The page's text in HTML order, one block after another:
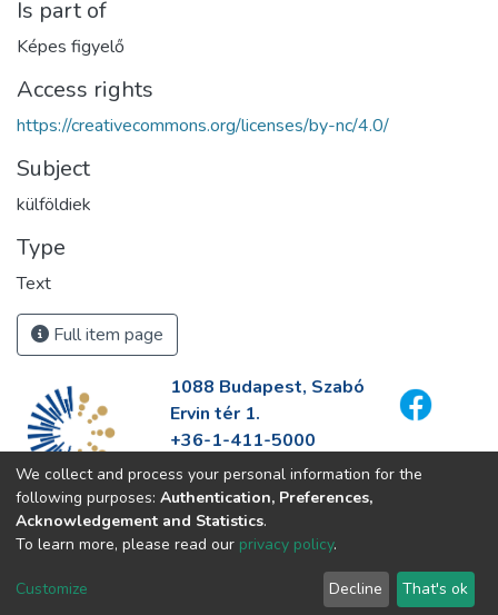
Is part of
Képes figyelő
Access rights
https://creativecommons.org/licenses/by-nc/4.0/
Subject
külföldiek
Type
Text
Full item page
1088 Budapest, Szabó
Ervin tér 1.
+36-1-411-5000
info@fszek.hu
https://fszek.hu
We collect and process your personal information for the
following purposes: Authentication, Preferences,
Acknowledgement and Statistics.
To learn more, please read our privacy policy.
Customize Decline That's ok